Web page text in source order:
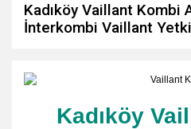
Kadıköy Vaillant Kombi
İnterkombi Vaillant
Kadıköy